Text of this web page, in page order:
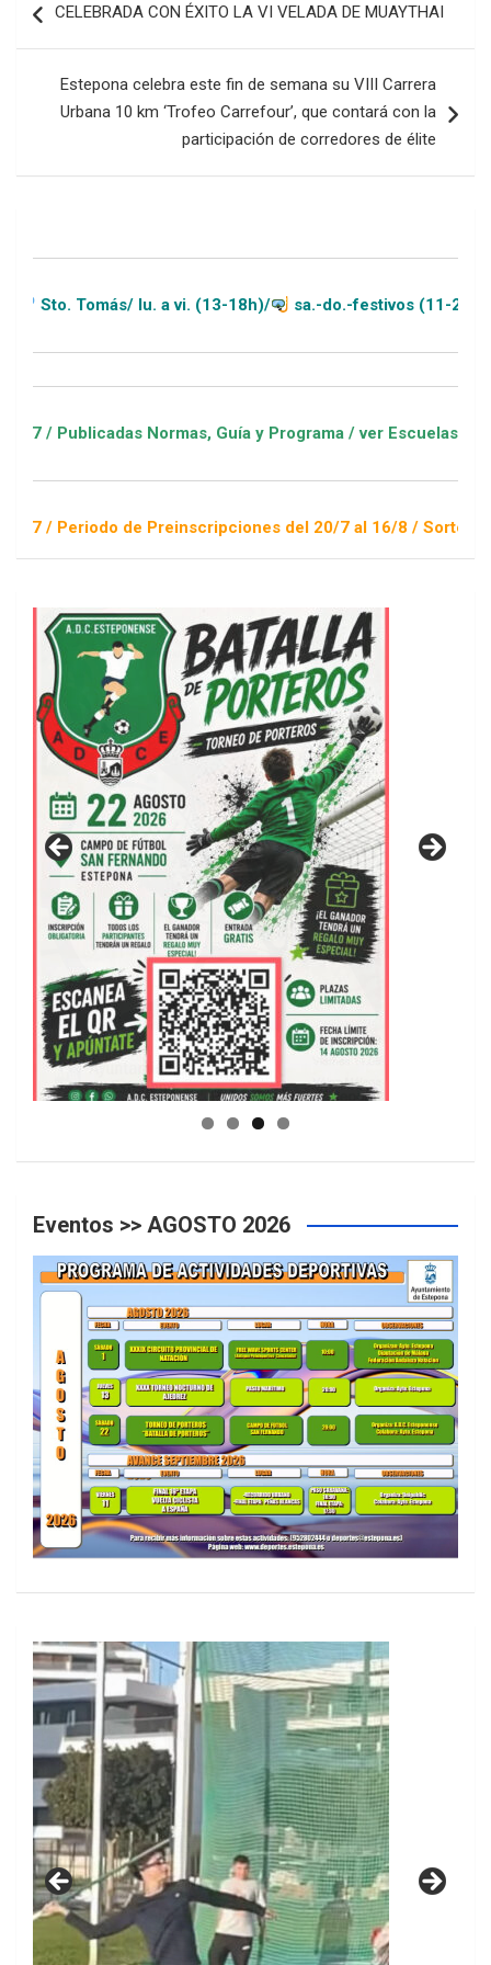
de
CELEBRADA CON ÉXITO LA VI VELADA DE MUAYTHAI
Estepona celebra este fin de semana su VIII Carrera
Urbana 10 km ‘Trofeo Carrefour’, que contará con la
participación de corredores de élite
lu. a vi. (13-18h)/ sa.-do.-festivos (11-20h)
Normas, Guía y Programa / ver Escuelas Deportivas
de Preinscripciones del 20/7 al 16/8 / Sorteo 1 de
GUIA DE INSTALACIONES DEPORTIVAS
Eventos >> AGOSTO 2026